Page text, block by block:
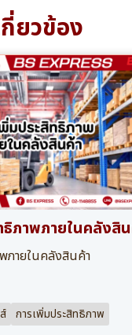
ยวข้อง
ภาพภายในคลังสิ
ภายในคลังสินค้า
การเพิ่มประสิทธิภาพ